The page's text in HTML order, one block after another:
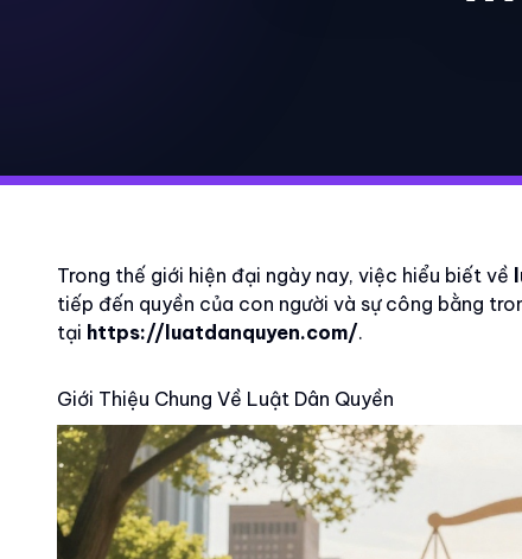
Trong thế giới hiện đại ngày nay, việc hiểu biết về
tiếp đến quyền của con người và sự công bằng
tại https://luatdanquyen.com/.
Giới Thiệu Chung Về Luật Dân Quyền